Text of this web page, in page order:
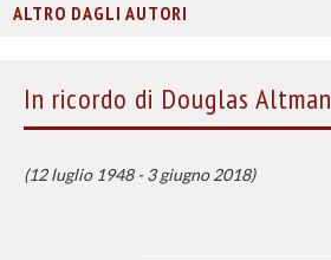
ALTRO DAGLI AUTORI
In ricordo di Douglas Altman
(12 luglio 1948 - 3 giugno 2018)